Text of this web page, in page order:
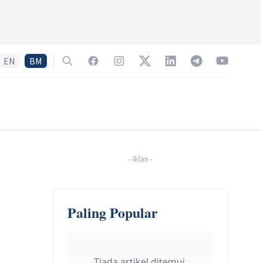
EN BM SearchFacebookInstagramTwitterLinkedInTelegramYouTube
- Iklan -
Paling Popular